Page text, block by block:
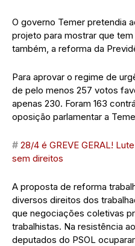
O governo Temer pretendia
projeto para mostrar que
também, a reforma da
Para aprovar o regime de
de pelo menos 257 votos
apenas 230. Foram 163
oposição parlamentar a
# 28/4 é GREVE GERAL!
sem direitos
A proposta de reforma
diversos direitos dos
que negociações coletivas
trabalhistas. Na resistência
deputados do PSOL